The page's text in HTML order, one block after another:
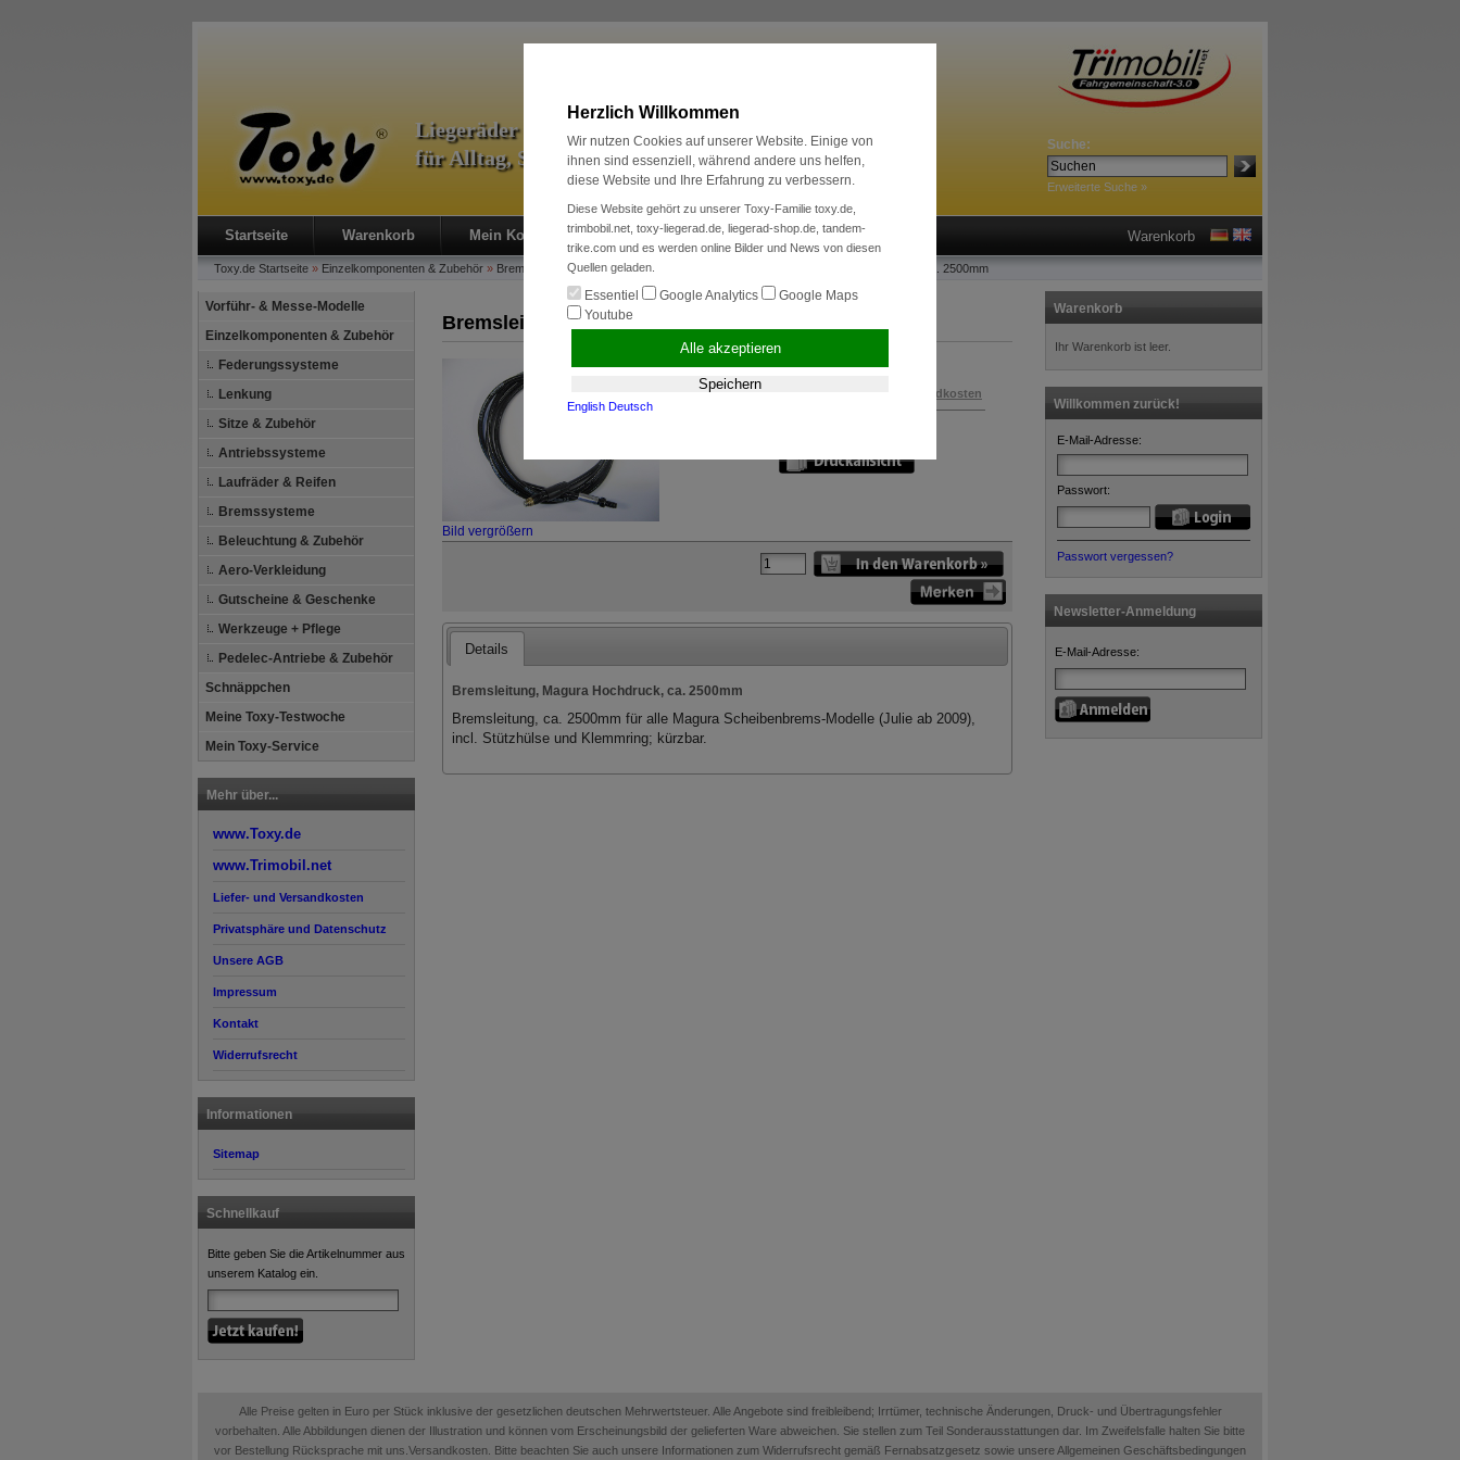
Suche:
Erweiterte Suche »
Liegeräder & Zubehör
für Alltag, Sport und Radreise
Startseite Warenkorb Mein Konto Neukunde? Kasse Anmelden Warenkorb
Toxy.de Startseite » Einzelkomponenten & Zubehör » Bremssysteme» Ersatz und Verschleißteile Bremsleitung, Magura Hochdruck, ca. 2500mm
Vorführ- & Messe-Modelle
Einzelkomponenten & Zubehör
Federungssysteme
Lenkung
Sitze & Zubehör
Antriebssysteme
Laufräder & Reifen
Bremssysteme
Beleuchtung & Zubehör
Aero-Verkleidung
Gutscheine & Geschenke
Werkzeuge + Pflege
Pedelec-Antriebe & Zubehör
Schnäppchen
Meine Toxy-Testwoche
Mein Toxy-Service
Mehr über...
www.Toxy.de
www.Trimobil.net
Liefer- und Versandkosten
Privatsphäre und Datenschutz
Unsere AGB
Impressum
Kontakt
Widerrufsrecht
Informationen
Sitemap
Schnellkauf
Bitte geben Sie die Artikelnummer aus
unserem Katalog ein.
Bremsleitung, Magura Hochdruck, ca. 2500mm
Bild vergrößern
Versandkosten
Details
Bremsleitung, Magura Hochdruck, ca. 2500mm
Bremsleitung, ca. 2500mm für alle Magura Scheibenbrems-Modelle (Julie ab 2009),
incl. Stützhülse und Klemmring; kürzbar.
Warenkorb
Ihr Warenkorb ist leer.
Willkommen zurück!
E-Mail-Adresse:
Passwort:
Passwort vergessen?
Newsletter-Anmeldung
E-Mail-Adresse:
Alle Preise gelten in Euro per Stück inklusive der gesetzlichen deutschen Mehrwertsteuer. Alle Angebote sind freibleibend; Irrtümer, technische Änderungen, Druck- und Übertragungsfehler
vorbehalten. Alle Abbildungen dienen der Illustration und können vom Erscheinungsbild der gelieferten Ware abweichen. Sie stellen zum Teil Sonderausstattungen dar. Im Zweifelsfalle halten Sie bitte
vor Bestellung Rücksprache mit uns.Versandkosten. Bitte beachten Sie auch unsere Informationen zum Widerrufsrecht gemäß Fernabsatzgesetz sowie unsere Allgemeinen Geschäftsbedingungen
Herzlich Willkommen
Wir nutzen Cookies auf unserer Website. Einige von
ihnen sind essenziell, während andere uns helfen,
diese Website und Ihre Erfahrung zu verbessern.
Diese Website gehört zu unserer Toxy-Familie toxy.de,
trimbobil.net, toxy-liegerad.de, liegerad-shop.de, tandem-
trike.com und es werden online Bilder und News von diesen
Quellen geladen.
Essentiel Google Analytics
Google Maps
Youtube
Alle akzeptieren
Speichern
English Deutsch